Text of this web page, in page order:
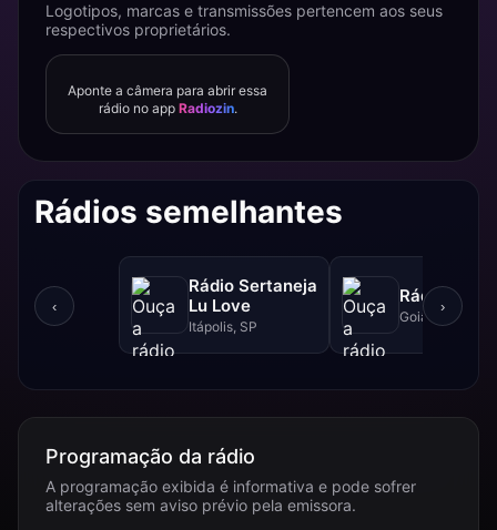
Logotipos, marcas e transmissões pertencem aos seus
respectivos proprietários.
Aponte a câmera para abrir essa
rádio no app Radiozin.
Rádios semelhantes
‹
Rádio Sertaneja
Lu Love
Itápolis, SP
Rádio XYZ
Goiânia, GO
›
Programação da rádio
A programação exibida é informativa e pode sofrer
alterações sem aviso prévio pela emissora.